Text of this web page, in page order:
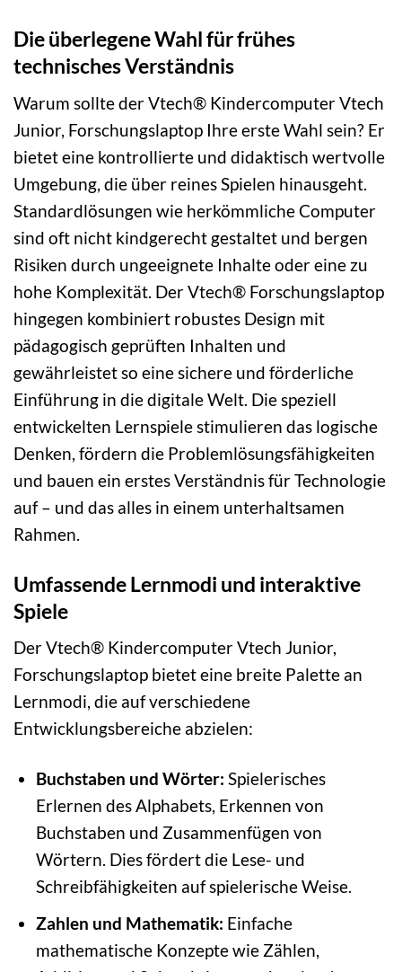
Die überlegene Wahl für frühes
technisches Verständnis
Warum sollte der Vtech® Kindercomputer Vtech
Junior, Forschungslaptop Ihre erste Wahl sein? Er
bietet eine kontrollierte und didaktisch wertvolle
Umgebung, die über reines Spielen hinausgeht.
Standardlösungen wie herkömmliche Computer
sind oft nicht kindgerecht gestaltet und bergen
Risiken durch ungeeignete Inhalte oder eine zu
hohe Komplexität. Der Vtech® Forschungslaptop
hingegen kombiniert robustes Design mit
pädagogisch geprüften Inhalten und
gewährleistet so eine sichere und förderliche
Einführung in die digitale Welt. Die speziell
entwickelten Lernspiele stimulieren das logische
Denken, fördern die Problemlösungsfähigkeiten
und bauen ein erstes Verständnis für Technologie
auf – und das alles in einem unterhaltsamen
Rahmen.
Umfassende Lernmodi und interaktive
Spiele
Der Vtech® Kindercomputer Vtech Junior,
Forschungslaptop bietet eine breite Palette an
Lernmodi, die auf verschiedene
Entwicklungsbereiche abzielen:
Buchstaben und Wörter: Spielerisches
Erlernen des Alphabets, Erkennen von
Buchstaben und Zusammenfügen von
Wörtern. Dies fördert die Lese- und
Schreibfähigkeiten auf spielerische Weise.
Zahlen und Mathematik: Einfache
mathematische Konzepte wie Zählen,